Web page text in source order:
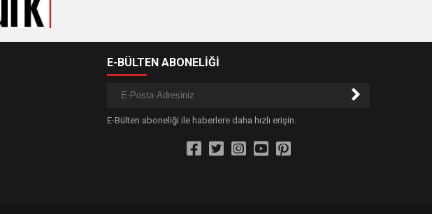
E-BÜLTEN ABONELİĞİ
E-Bülten aboneliği ile haberlere daha hızlı erişin.